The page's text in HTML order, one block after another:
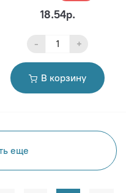
18.54р.
- +
В корзину
еще